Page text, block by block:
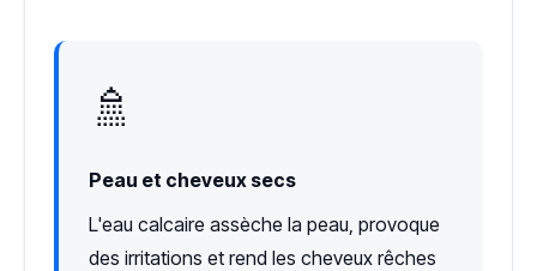
🚿
Peau et cheveux secs
L'eau calcaire assèche la peau, provoque
des irritations et rend les cheveux rêches